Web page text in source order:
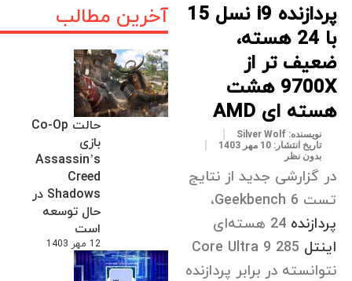
آخرین مطالب
حالت Co-Op
بازی
Assassin’s
Creed
Shadows در
حال توسعه
است
12 مهر 1403
پردازنده i9 نسل 15
با 24 هسته،
ضعیف تر از
9700X هشت
هسته ای AMD
نویسنده: Silver Wolf
تاریخ انتشار: 10 مهر 1403
بدون نظر
در گزارشی جدید از نتایج
تست Geekbench 6،
پردازنده
اینتل Core Ultra 9 285
نتوانسته در برابر پردازنده